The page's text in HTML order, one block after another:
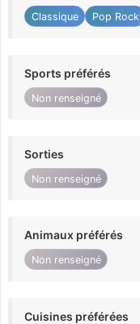
Classique Pop Rock
Sports préférés
Non renseigné
Sorties
Non renseigné
Animaux préférés
Non renseigné
Cuisines préférées